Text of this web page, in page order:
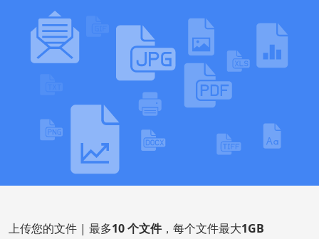
上传您的文件 | 最多10 个文件，每个文件最大1GB